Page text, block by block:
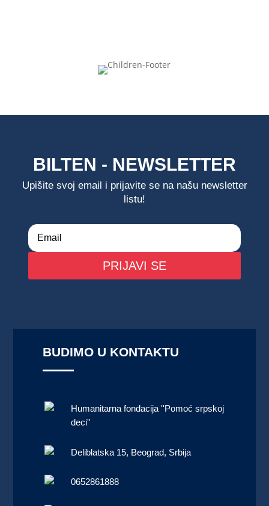
BILTEN - NEWSLETTER
Upišite svoj email i prijavite se na našu newsletter
listu!
PRIJAVI SE
BUDIMO U KONTAKTU
Humanitarna fondacija ''Pomoć srpskoj
deci''
Deliblatska 15, Beograd, Srbija
0652861888